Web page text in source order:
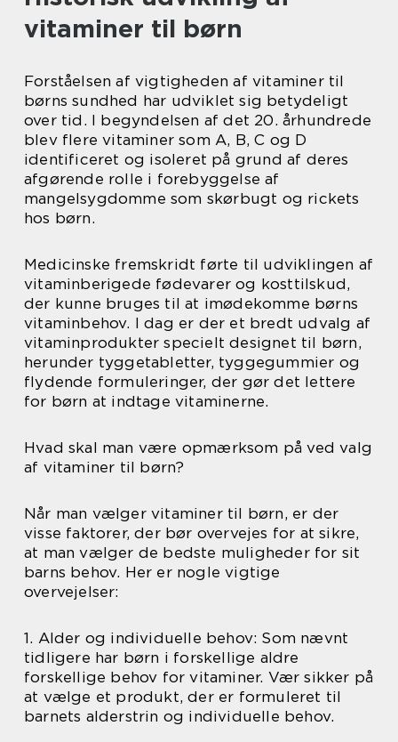
vitaminer til børn
Forståelsen af vigtigheden af vitaminer til
børns sundhed har udviklet sig betydeligt
over tid. I begyndelsen af det 20. århundrede
blev flere vitaminer som A, B, C og D
identificeret og isoleret på grund af deres
afgørende rolle i forebyggelse af
mangelsygdomme som skørbugt og rickets
hos børn.
Medicinske fremskridt førte til udviklingen af
vitaminberigede fødevarer og kosttilskud,
der kunne bruges til at imødekomme børns
vitaminbehov. I dag er der et bredt udvalg af
vitaminprodukter specielt designet til børn,
herunder tyggetabletter, tyggegummier og
flydende formuleringer, der gør det lettere
for børn at indtage vitaminerne.
Hvad skal man være opmærksom på ved valg
af vitaminer til børn?
Når man vælger vitaminer til børn, er der
visse faktorer, der bør overvejes for at sikre,
at man vælger de bedste muligheder for sit
barns behov. Her er nogle vigtige
overvejelser:
1. Alder og individuelle behov: Som nævnt
tidligere har børn i forskellige aldre
forskellige behov for vitaminer. Vær sikker på
at vælge et produkt, der er formuleret til
barnets alderstrin og individuelle behov.